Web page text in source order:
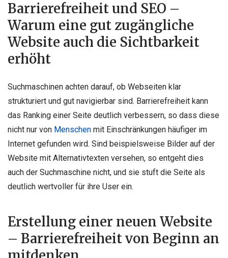
Barrierefreiheit und SEO –
Warum eine gut zugängliche
Website auch die Sichtbarkeit
erhöht
Suchmaschinen achten darauf, ob Webseiten klar
strukturiert und gut navigierbar sind. Barrierefreiheit kann
das Ranking einer Seite deutlich verbessern, so dass diese
nicht nur von Menschen mit Einschränkungen häufiger im
Internet gefunden wird. Sind beispielsweise Bilder auf der
Website mit Alternativtexten versehen, so entgeht dies
auch der Suchmaschine nicht, und sie stuft die Seite als
deutlich wertvoller für ihre User ein.
Erstellung einer neuen Website
– Barrierefreiheit von Beginn an